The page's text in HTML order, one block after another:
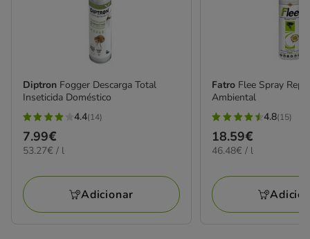
Diptron Fogger Descarga Total
Inseticida Doméstico
4.4
estrelas
com
14
avaliações
4.4(14)
Preço
7.99€
7.99€
53.27€
53.27€ / l
Adicionar
Fatro Flee Spray
Ambiental
4.8
estrelas
com
15
avaliações
4.8(15)
Preço
18.59€
18.59€
46.48€
46.48€ / l